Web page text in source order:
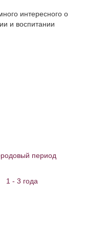
интересного о
и воспитании
период
1 - 3 года